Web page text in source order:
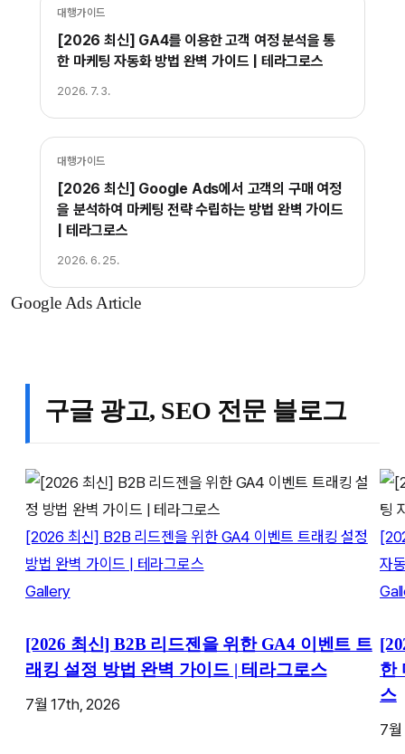
대행가이드
[2026 최신] GA4를 이용한 고객 여정 분석을 통
한 마케팅 자동화 방법 완벽 가이드 | 테라그로스
2026. 7. 3.
대행가이드
[2026 최신] Google Ads에서 고객의 구매 여정
을 분석하여 마케팅 전략 수립하는 방법 완벽 가이드
| 테라그로스
2026. 6. 25.
Google Ads Article
구글 광고, SEO 전문 블로그
[2026 최신] B2B 리드젠을 위한 GA4 이벤트 트래킹 설정
방법 완벽 가이드 | 테라그로스
Gallery
[2026 최신] B2B 리드젠을 위한 GA4 이벤트 트
래킹 설정 방법 완벽 가이드 | 테라그로스
7월 17th, 2026
자
한
스
7